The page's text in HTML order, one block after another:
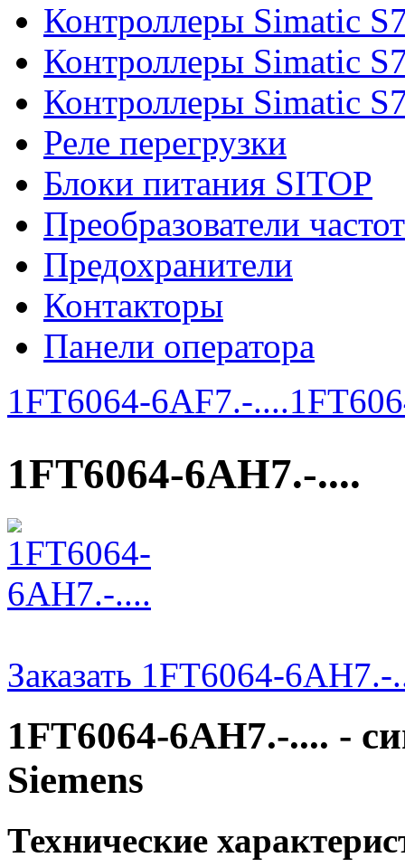
Контроллеры Simatic
Контроллеры Simatic
Контроллеры Simatic
Реле перегрузки
Блоки питания SITOP
Преобразователи
Предохранители
Контакторы
Панели оператора
1FT6064-6AF7.-....
1FT6064-6AH7.-....
Заказать 1FT6064-6AH7.-
1FT6064-6AH7.-.... -
Siemens
Технические